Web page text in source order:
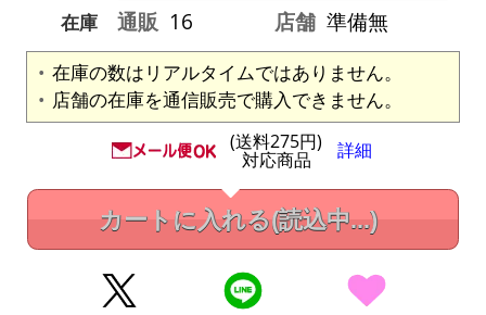
在庫
通販 16 店舗 準備無
在庫の数はリアルタイムではありません。
店舗の在庫を通信販売で購入できません。
(送料275円)
対応商品 詳細
カートに入れる(読込中...)